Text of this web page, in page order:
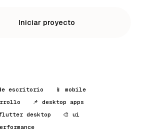
Iniciar proyecto
escritorio
📱 mobile
📌 desktop apps
desktop
🎨 ui